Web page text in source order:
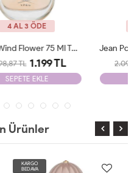
4 AL 3 ÖDE
Jean Poul La Belle Le Parfum Edp 100 ML Woman Tester
2.098,87 TL
SEPETE EKLE
Ürünler
KARGO
BEDAVA